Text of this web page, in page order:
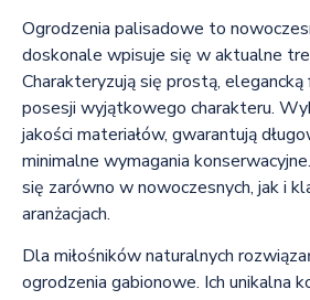
Ogrodzenia palisadowe to
doskonale wpisuje się w aktualne
Charakteryzują się prostą, elegancką
posesji wyjątkowego charakteru.
jakości materiałów, gwarantują
minimalne wymagania
się zarówno w nowoczesnych, jak i
aranżacjach.
Dla miłośników naturalnych
ogrodzenia gabionowe. Ich unikalna